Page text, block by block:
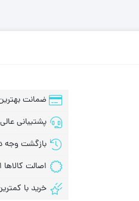
ضمانت
پشتیبانی عالی، 24 ساعت، 7 روز
بازگشت وجه
اصالت کالاها
خرید با